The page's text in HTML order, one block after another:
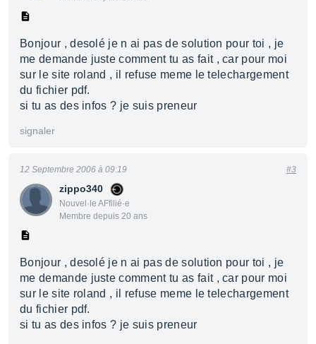
Bonjour , desolé je n ai pas de solution pour toi , je
me demande juste comment tu as fait , car pour moi
sur le site roland , il refuse meme le telechargement
du fichier pdf.
si tu as des infos ? je suis preneur
signaler
zippo340
Nouvel·le AFfilié·e
Membre depuis 20 ans
12 Septembre 2006 à 09:19 #3
Bonjour , desolé je n ai pas de solution pour toi , je
me demande juste comment tu as fait , car pour moi
sur le site roland , il refuse meme le telechargement
du fichier pdf.
si tu as des infos ? je suis preneur